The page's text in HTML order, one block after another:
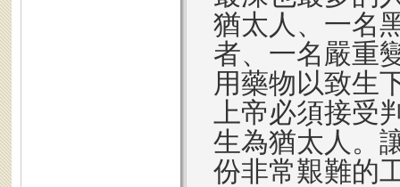
猶太人、一名
者、一名嚴重
用藥物以致生
上帝必須接受
生為猶太人。
份非常艱難的